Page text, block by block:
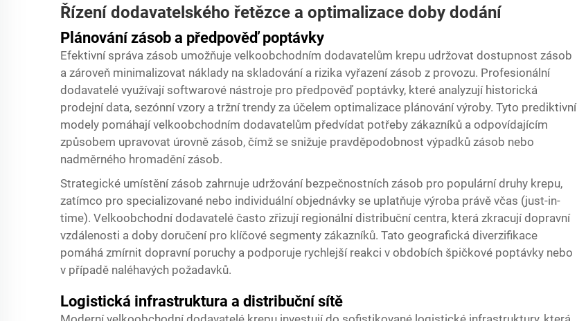
Řízení dodavatelského řetězce a optimalizace doby dodání
Plánování zásob a předpověď poptávky
Efektivní správa zásob umožňuje velkoobchodním dodavatelům krepu udržovat dostupnost zásob
a zároveň minimalizovat náklady na skladování a rizika vyřazení zásob z provozu. Profesionální
dodavatelé využívají softwarové nástroje pro předpověď poptávky, které analyzují historická
prodejní data, sezónní vzory a tržní trendy za účelem optimalizace plánování výroby. Tyto prediktivní
modely pomáhají velkoobchodním dodavatelům předvídat potřeby zákazníků a odpovídajícím
způsobem upravovat úrovně zásob, čímž se snižuje pravděpodobnost výpadků zásob nebo
nadměrného hromadění zásob.
Strategické umístění zásob zahrnuje udržování bezpečnostních zásob pro populární druhy krepu,
zatímco pro specializované nebo individuální objednávky se uplatňuje výroba právě včas (just-in-
time). Velkoobchodní dodavatelé často zřizují regionální distribuční centra, která zkracují dopravní
vzdálenosti a doby doručení pro klíčové segmenty zákazníků. Tato geografická diverzifikace
pomáhá zmírnit dopravní poruchy a podporuje rychlejší reakci v obdobích špičkové poptávky nebo
v případě naléhavých požadavků.
Logistická infrastruktura a distribuční sítě